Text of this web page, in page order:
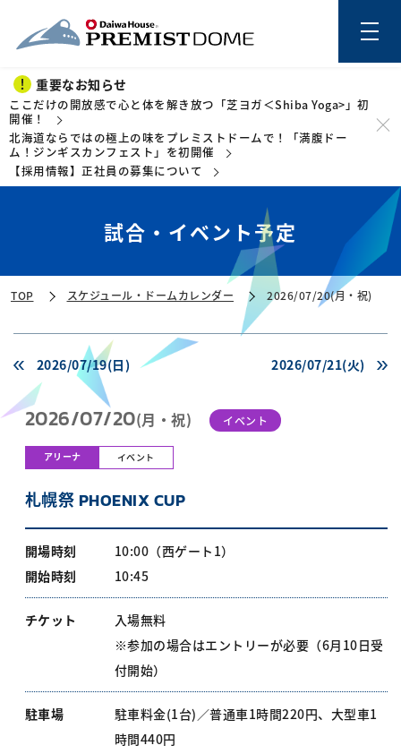
このページの本文を読む
重要なお知らせ
ここだけの開放感で心と体を解き放つ「芝ヨガ＜Shiba Yoga>」初
開催！
北海道ならではの極上の味をプレミストドームで！「満腹ドー
ム！ジンギスカンフェスト」を初開催
【採用情報】正社員の募集について
試合・イベント予定
TOP スケジュール・ドームカレンダー 2026/07/20(月・祝)
2026/07/19(日) 2026/07/21(火)
2026/07/20(月・祝) イベント
アリーナ イベント
札幌祭 PHOENIX CUP
開場時刻
10:00（西ゲート1）
開始時刻
10:45
チケット
入場無料
※参加の場合はエントリーが必要（6月10日受
付開始）
駐車場
駐車料金(1台)／普通車1時間220円、大型車1
時間440円